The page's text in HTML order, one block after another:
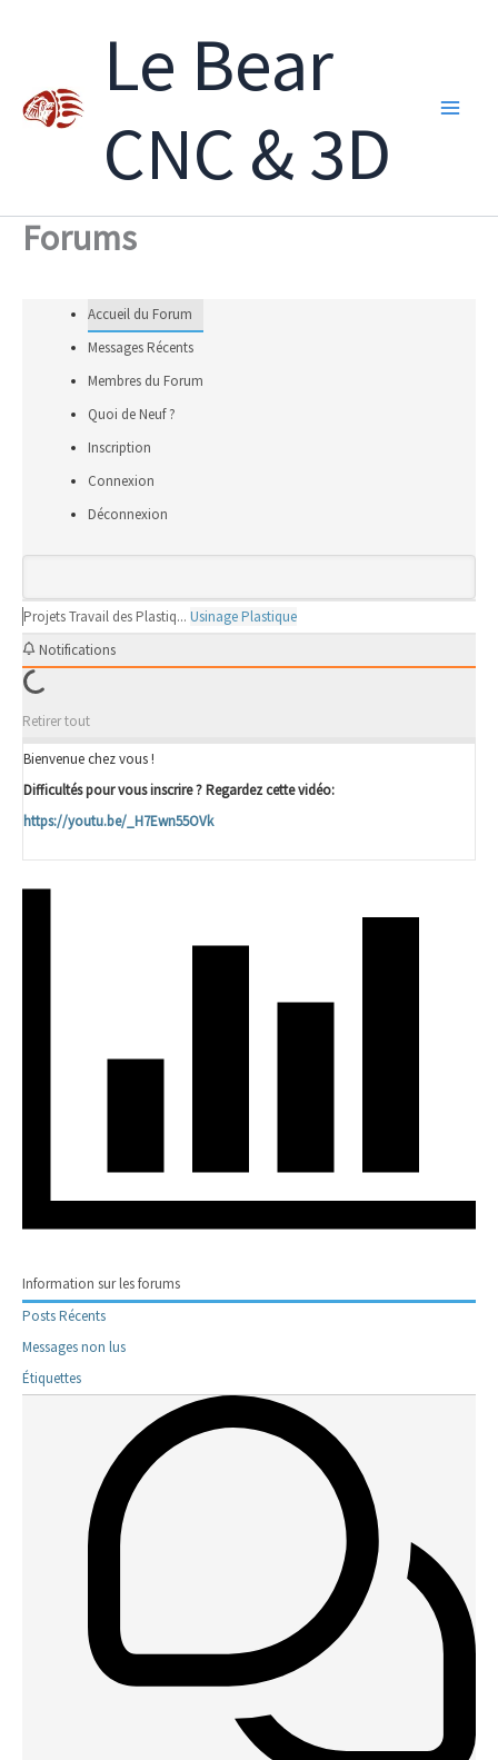
Le Bear
CNC & 3D
Forums
Accueil du Forum
Messages Récents
Membres du Forum
Quoi de Neuf ?
Inscription
Connexion
Déconnexion
ProjetsTravail des Plastiq... Usinage Plastique
Notifications
Retirer tout
Bienvenue chez vous !
Difficultés pour vous inscrire ? Regardez cette vidéo:
https://youtu.be/_H7Ewn55OVk
Information sur les forums
Posts Récents
Messages non lus
Étiquettes